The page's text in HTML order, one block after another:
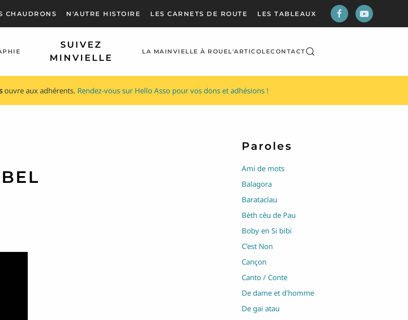
CHAUDRONS N'AUTRE HISTOIRE LES CARNETS DE ROUTE LES TABLEAUX
SUIVEZ
MINVIELLE
LA MAINVIELLE À ROUEL'ARTICOLECONTACT
ouvre aux adhérents. Rendez-vous sur Hello Asso pour vos dons et adhésions !
Paroles
Ami de mots
Balagora
Barataclau
Bèth cèu de Pau
Boby en Si bibi
C’est Non
Cançon
Canto / Conte
De dame et d'homme
De gai atau